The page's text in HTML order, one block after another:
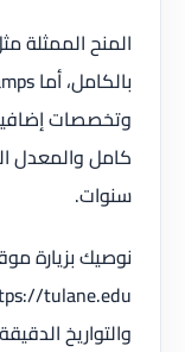
وتخصصات
كامل والمعدل
سنوات.
نوصيك بزيارة
والتواريخ